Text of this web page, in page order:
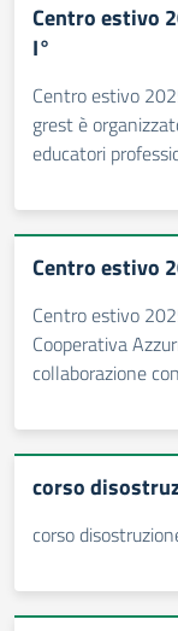
Centro estivo
I°
Centro estivo
grest è
educatori
Centro estivo
Centro estivo
Cooperativa
collaborazione
corso
corso